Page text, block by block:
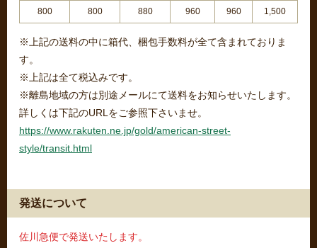
800 800 880 960 960 1,500
※上記の送料の中に箱代、梱包手数料が全て含まれておりま
す。
※上記は全て税込みです。
※離島地域の方は別途メールにて送料をお知らせいたします。
詳しくは下記のURLをご参照下さいませ。
https://www.rakuten.ne.jp/gold/american-street-
style/transit.html
発送について
佐川急便で発送いたします。